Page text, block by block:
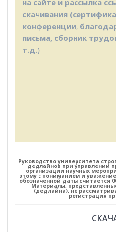
на сайте и рассылка
скачивания
конференции,
письма, сборник
т.д.)
Руководство университета
дедлайнов при управлении
организации научных
этому с пониманием и
обозначенной даты считается
Материалы,
(дедлайна), не
регистрация